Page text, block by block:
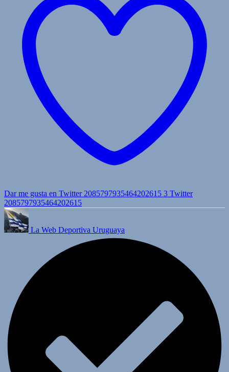
Dar me gusta en Twitter 2085797935464202615 3 Twitter
2085797935464202615
La Web Deportiva Uruguaya